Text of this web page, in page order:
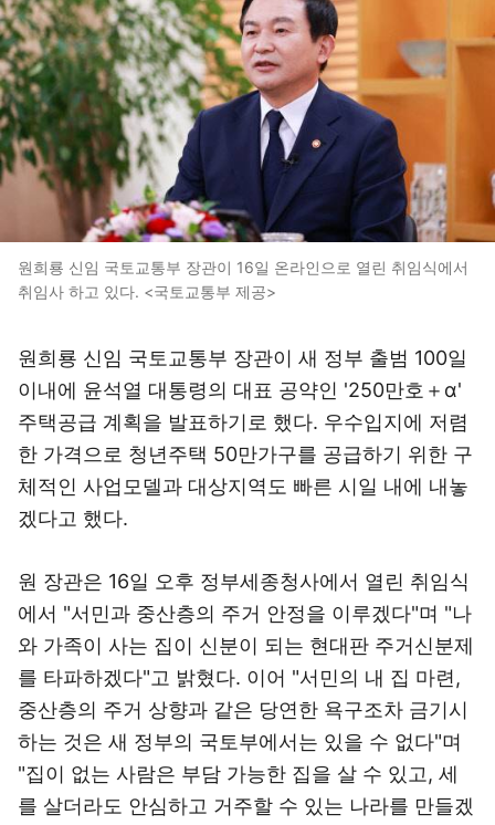
원희룡 신임 국토교통부 장관이 16일 온라인으로 열린 취임식에서
취임사 하고 있다. <국토교통부 제공>
원희룡 신임 국토교통부 장관이 새 정부 출범 100일
이내에 윤석열 대통령의 대표 공약인 '250만호＋α'
주택공급 계획을 발표하기로 했다. 우수입지에 저렴
한 가격으로 청년주택 50만가구를 공급하기 위한 구
체적인 사업모델과 대상지역도 빠른 시일 내에 내놓
겠다고 했다.
원 장관은 16일 오후 정부세종청사에서 열린 취임식
에서 "서민과 중산층의 주거 안정을 이루겠다"며 "나
와 가족이 사는 집이 신분이 되는 현대판 주거신분제
를 타파하겠다"고 밝혔다. 이어 "서민의 내 집 마련,
중산층의 주거 상향과 같은 당연한 욕구조차 금기시
하는 것은 새 정부의 국토부에서는 있을 수 없다"며
"집이 없는 사람은 부담 가능한 집을 살 수 있고, 세
를 살더라도 안심하고 거주할 수 있는 나라를 만들겠